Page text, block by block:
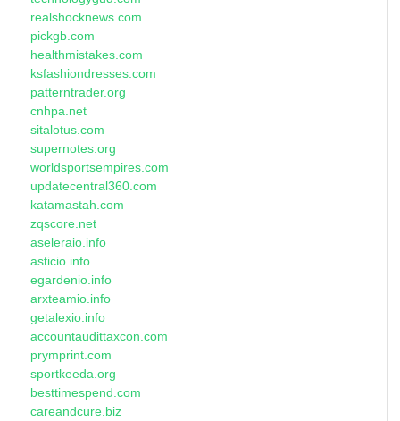
realshocknews.com
pickgb.com
healthmistakes.com
ksfashiondresses.com
patterntrader.org
cnhpa.net
sitalotus.com
supernotes.org
worldsportsempires.com
updatecentral360.com
katamastah.com
zqscore.net
aseleraio.info
asticio.info
egardenio.info
arxteamio.info
getalexio.info
accountaudittaxcon.com
prymprint.com
sportkeeda.org
besttimespend.com
careandcure.biz